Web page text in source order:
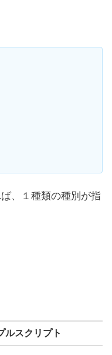
、１種類の種別が指
ルスクリプト